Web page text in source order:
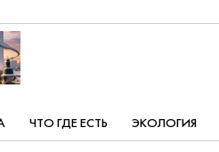
ЧТО ГДЕ ЕСТЬ ЭКОЛОГИЯ